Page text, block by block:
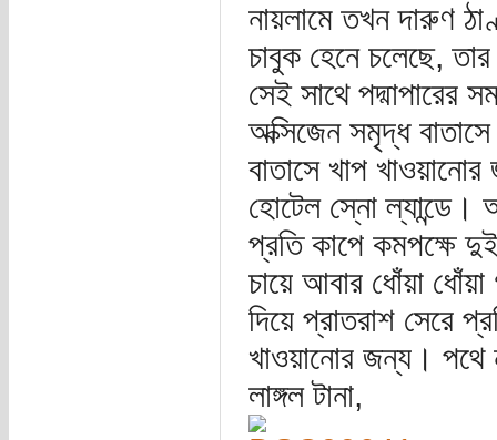
নায়লামে তখন দারুণ
চাবুক হেনে চলেছে, তার
সেই সাথে
অক্সিজেন সমৃদ্ধ
বাতাসে খাপ
হোটেল স্নো ল্যান্ডে।
প্রতি কাপে কমপক্ষে
চায়ে আবার ধোঁয়া
দিয়ে প্রাতরাশ সেরে
খাওয়ানোর জন্য। পথে
লাঙ্গল টানা,